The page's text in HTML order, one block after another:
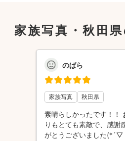
家族写真・秋田
のばら
家族写真 秋田県
素晴らしかったです！！
りもとても素敵で、感謝
がとうございました